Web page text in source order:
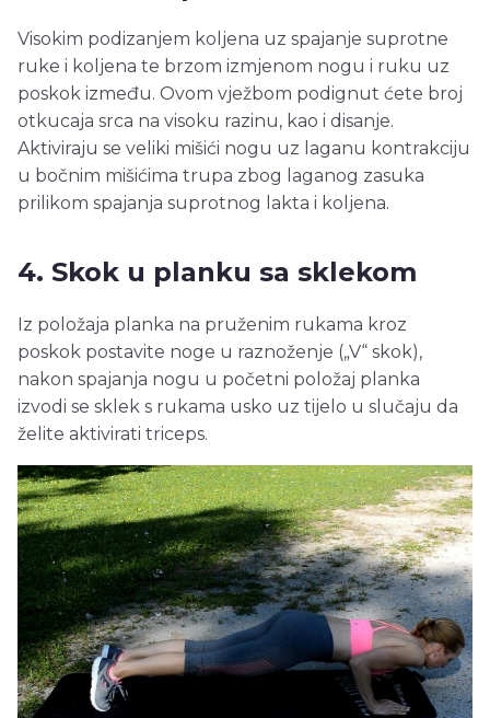
Visokim podizanjem koljena uz spajanje suprotne
ruke i koljena te brzom izmjenom nogu i ruku uz
poskok između. Ovom vježbom podignut ćete broj
otkucaja srca na visoku razinu, kao i disanje.
Aktiviraju se veliki mišići nogu uz laganu kontrakciju
u bočnim mišićima trupa zbog laganog zasuka
prilikom spajanja suprotnog lakta i koljena.
4. Skok u planku sa sklekom
Iz položaja planka na pruženim rukama kroz
poskok postavite noge u raznoženje („V“ skok),
nakon spajanja nogu u početni položaj planka
izvodi se sklek s rukama usko uz tijelo u slučaju da
želite aktivirati triceps.